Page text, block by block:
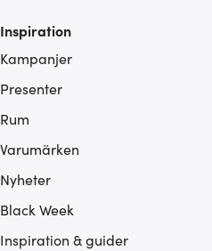
Inspiration
Kampanjer
Presenter
Rum
Varumärken
Nyheter
Black Week
Inspiration & guider